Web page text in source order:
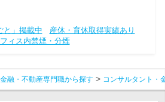
と」掲載中
産休・育休取得実績あり
ィス内禁煙・分煙
融・不動産専門職から探す コンサルタント・